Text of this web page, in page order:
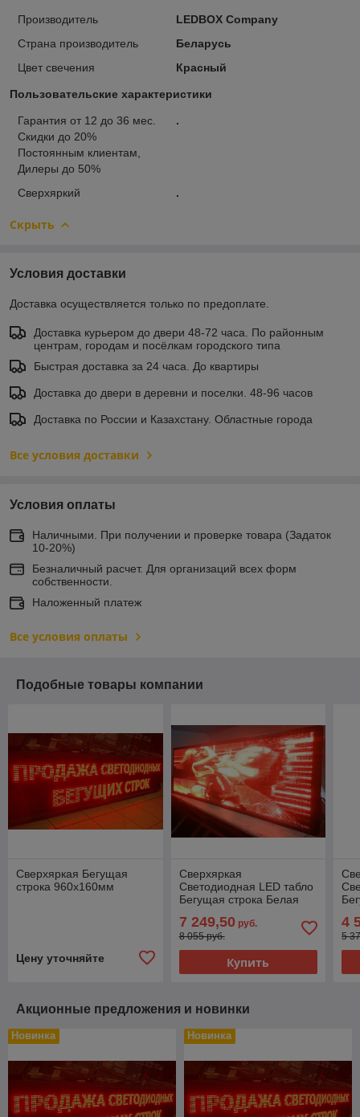
Производитель
LEDBOX Company
Страна производитель
Беларусь
Цвет свечения
Красный
Пользовательские характеристики
Гарантия от 12 до 36 мес.
Скидки до 20%
Постоянным клиентам,
Дилеры до 50%
.
Сверхяркий .
Скрыть
Условия доставки
Доставка осуществляется только по предоплате.
Доставка курьером до двери 48-72 часа. По районным
центрам, городам и посёлкам городского типа
Быстрая доставка за 24 часа. До квартиры
Доставка до двери в деревни и поселки. 48-96 часов
Доставка по России и Казахстану. Областные города
Все условия доставки
Условия оплаты
Наличными. При получении и проверке товара (Задаток
10-20%)
Безналичный расчет. Для организаций всех форм
собственности.
Наложенный платеж
Все условия оплаты
Подобные товары компании
Сверхяркая Бегущая
строка 960х160мм
Цену уточняйте
Сверхяркая
Светодиодная LED табло
Бегущая строка Белая
7 249,50 руб.
8 055 руб.
Купить
4
5
Акционные предложения и новинки
Новинка Новинка